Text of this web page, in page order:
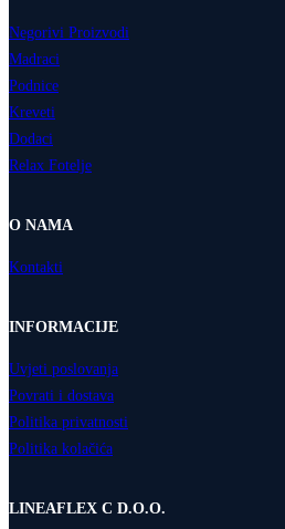
Negorivi Proizvodi
Madraci
Podnice
Kreveti
Dodaci
Relax Fotelje
O NAMA
Kontakti
INFORMACIJE
Uvjeti poslovanja
Povrati i dostava
Politika privatnosti
Politika kolačića
LINEAFLEX C D.O.O.